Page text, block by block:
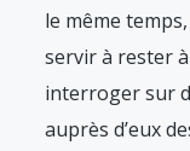
le même
servir à rester à
interroger sur
auprès d’eux